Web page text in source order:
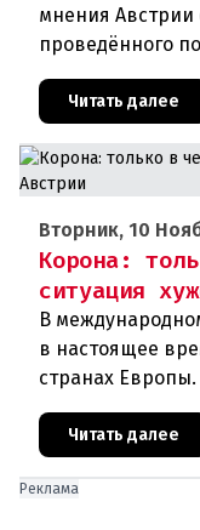
мнения Австрии
проведённого
соцопроса. В
процентов
Читать далее
Вторник, 10
Корона:
ситуация
В
в настоящее
странах
образцовых
короны, но
Читать далее
Реклама